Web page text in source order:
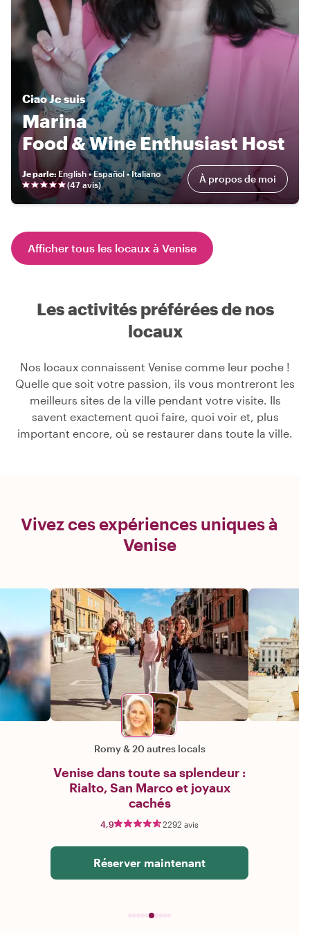
CiaoJe suis
Marina
Food & Wine Enthusiast Host
Je parle: English • Español • Italiano
(47 avis) À propos de moi
Afficher tous les locaux à Venise
Les activités préférées de nos
locaux
Nos locaux connaissent Venise comme leur poche !
Quelle que soit votre passion, ils vous montreront les
meilleurs sites de la ville pendant votre visite. Ils
savent exactement quoi faire, quoi voir et, plus
important encore, où se restaurer dans toute la ville.
Vivez ces expériences uniques à
Venise
Romy &20 autres locals
Venise dans toute sa splendeur :
Rialto, San Marco et joyaux
cachés
4,9 2292 avis
Réserver maintenant